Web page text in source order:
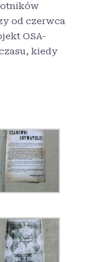
od czerwca
OSA-
kiedy